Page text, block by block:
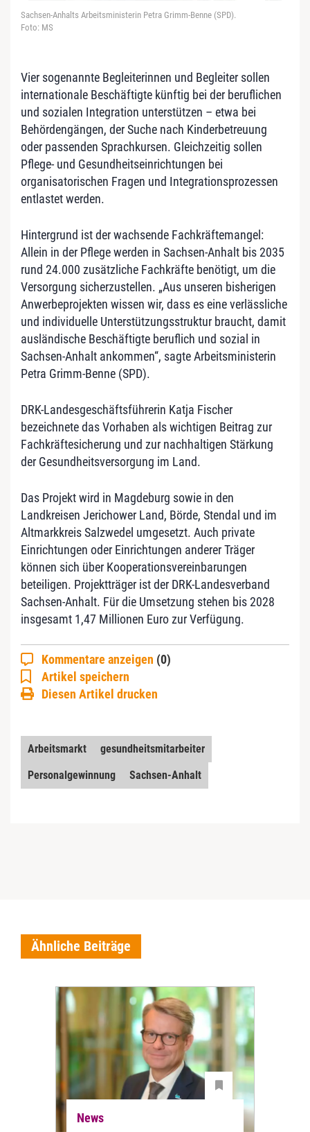
Sachsen-Anhalts Arbeitsministerin Petra Grimm-Benne (SPD).
Foto: MS
Vier sogenannte Begleiterinnen und Begleiter sollen
internationale Beschäftigte künftig bei der beruflichen
und sozialen Integration unterstützen – etwa bei
Behördengängen, der Suche nach Kinderbetreuung
oder passenden Sprachkursen. Gleichzeitig sollen
Pflege- und Gesundheitseinrichtungen bei
organisatorischen Fragen und Integrationsprozessen
entlastet werden.
Hintergrund ist der wachsende Fachkräftemangel:
Allein in der Pflege werden in Sachsen-Anhalt bis 2035
rund 24.000 zusätzliche Fachkräfte benötigt, um die
Versorgung sicherzustellen. „Aus unseren bisherigen
Anwerbeprojekten wissen wir, dass es eine verlässliche
und individuelle Unterstützungsstruktur braucht, damit
ausländische Beschäftigte beruflich und sozial in
Sachsen-Anhalt ankommen“, sagte Arbeitsministerin
Petra Grimm-Benne (SPD).
DRK-Landesgeschäftsführerin Katja Fischer
bezeichnete das Vorhaben als wichtigen Beitrag zur
Fachkräftesicherung und zur nachhaltigen Stärkung
der Gesundheitsversorgung im Land.
Das Projekt wird in Magdeburg sowie in den
Landkreisen Jerichower Land, Börde, Stendal und im
Altmarkkreis Salzwedel umgesetzt. Auch private
Einrichtungen oder Einrichtungen anderer Träger
können sich über Kooperationsvereinbarungen
beteiligen. Projektträger ist der DRK-Landesverband
Sachsen-Anhalt. Für die Umsetzung stehen bis 2028
insgesamt 1,47 Millionen Euro zur Verfügung.
Kommentare anzeigen (0)
Artikel speichern
Diesen Artikel drucken
Arbeitsmarkt
gesundheitsmitarbeiter
Personalgewinnung
Sachsen-Anhalt
Ähnliche Beiträge
News